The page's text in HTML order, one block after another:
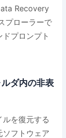
Recovery
プローラーで
プロンプト
ダ内の非表
を復元する
フトウェア